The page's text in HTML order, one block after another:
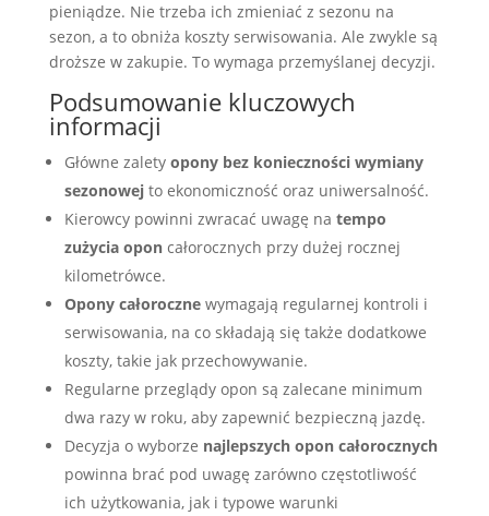
pieniądze. Nie trzeba ich zmieniać z sezonu na
sezon, a to obniża koszty serwisowania. Ale zwykle są
droższe w zakupie. To wymaga przemyślanej decyzji.
Podsumowanie kluczowych
informacji
Główne zalety opony bez konieczności wymiany
sezonowejto ekonomiczność oraz uniwersalność.
Kierowcy powinni zwracać uwagę na tempo
zużycia oponcałorocznych przy dużej rocznej
kilometrówce.
Opony całorocznewymagają regularnej kontroli i
serwisowania, na co składają się także dodatkowe
koszty, takie jak przechowywanie.
Regularne przeglądy opon są zalecane minimum
dwa razy w roku, aby zapewnić bezpieczną jazdę.
Decyzja o wyborze najlepszych opon całorocznych
powinna brać pod uwagę zarówno częstotliwość
ich użytkowania, jak i typowe warunki